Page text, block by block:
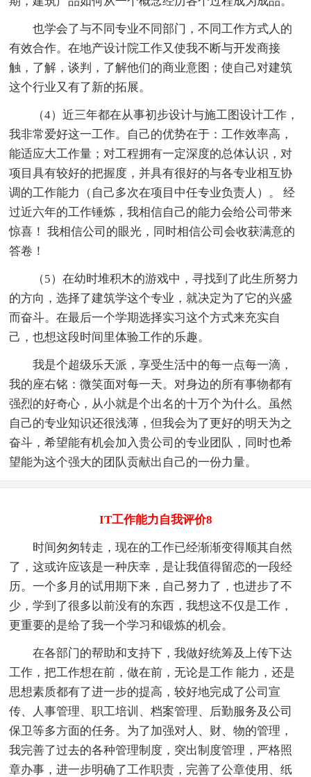
也学会了与不同专业不同部门，不同工作方式人的
有效合作。在地产设计院工作又使我不断与开发商接
触，了解，谈判，了解他们的商业意图；使自己对建筑
这个行业又有了新的拓展。
（4）近三年都在从事初步设计与施工图设计工作，
我非常爱好这一工作。自己的优势在于：工作效率高，
能适应大工作量；对工程拥有一定深度的总体认识，对
项目具有较好的把握度，并具有很好的与各专业相互协
调的工作能力（自己多次在项目中任专业负责人）。 经
过近六年的工作锤炼，我相信自己的能力会给公司带来
惊喜！ 我相信公司的眼光，同时相信公司会收获满意的
答卷！
（5）在幼时堆积木的游戏中，寻找到了此生所努力
的方向，选择了建筑学这个专业，就决定为了它的兴盛
而奋斗。在最后一个学期选择实习这个方式来充实自
己，也想这段时间里体验工作的乐趣。
我是个超级乐天派，享受生活中的每一点每一滴，
我的座右铭：微笑面对每一天。对身边的所有事物都有
强烈的好奇心，从小就是个出名的十万个为什么。虽然
自己的专业知识还很浅薄，但我会为了更好的明天为之
奋斗，希望能有机会加入贵公司的专业团队，同时也希
望能为这个强大的团队贡献出自己的一份力量。
IT工作能力自我评价8
时间匆匆转走，现在的工作已经渐渐变得顺其自然
了，这或许应该是一种庆幸，是让我值得留恋的一段经
历。一个多月的试用期下来，自己努力了，也进步了不
少，学到了很多以前没有的东西，我想这不仅是工作，
更重要的是给了我一个学习和锻炼的机会。
在各部门的帮助和支持下，我做好统筹及上传下达
工作，把工作想在前，做在前，无论是工作 能力，还是
思想素质都有了进一步的提高，较好地完成了公司宣
传、人事管理、职工培训、档案管理、后勤服务及公司
保卫等多方面的任务。为了加强对人、财、物的管理，
我完善了过去的各种管理制度，突出制度管理，严格照
章办事，进一步明确了工作职责，完善了公章使用、纸